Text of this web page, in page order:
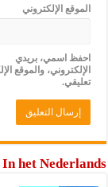
الموقع الإلكتروني
احفظ اسمي، بريدي
الإلكتروني، والموقع
تعليقي.
In het Nederlands